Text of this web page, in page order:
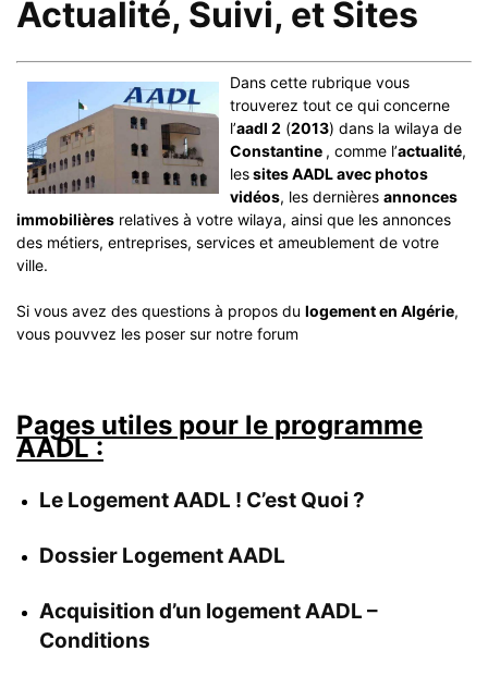
Actualité, Suivi, et Sites
Dans cette rubrique vous
trouverez tout ce qui concerne
l’aadl 2 (2013) dans la wilaya de
Constantine , comme l’actualité,
lessites AADL avec photos
vidéos, les dernières annonces
immobilières relatives à votre wilaya, ainsi que les annonces
des métiers, entreprises, services et ameublement de votre
ville.
Si vous avez des questions à propos du logement en Algérie,
vous pouvvez les poser sur notre forum
Pages utiles pour le programme
AADL :
Le Logement AADL ! C’est Quoi ?
Dossier Logement AADL
Acquisition d’un logement AADL –
Conditions